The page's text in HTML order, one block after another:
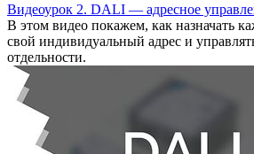
Видеоурок 2. DALI — адресное
В этом видео покажем, как назначать
свой индивидуальный адрес и
отдельности.